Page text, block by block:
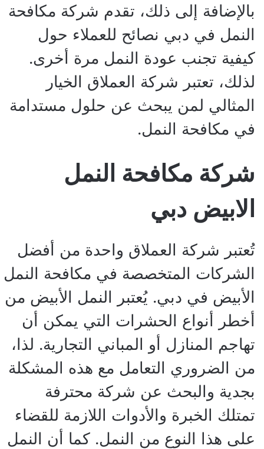
بالإضافة إلى ذلك، تقدم شركة مكافحة
النمل في دبي نصائح للعملاء حول
كيفية تجنب عودة النمل مرة أخرى.
لذلك، تعتبر شركة العملاق الخيار
المثالي لمن يبحث عن حلول مستدامة
في مكافحة النمل.
شركة مكافحة النمل
الابيض دبي
تُعتبر شركة العملاق واحدة من أفضل
الشركات المتخصصة في مكافحة النمل
الأبيض في دبي. يُعتبر النمل الأبيض من
أخطر أنواع الحشرات التي يمكن أن
تهاجم المنازل أو المباني التجارية. لذا،
من الضروري التعامل مع هذه المشكلة
بجدية والبحث عن شركة محترفة
تمتلك الخبرة والأدوات اللازمة للقضاء
على هذا النوع من النمل. كما أن النمل